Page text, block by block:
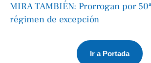
MIRA TAMBIÉN: Prorrogan por
régimen de excepción
Ir a Portada